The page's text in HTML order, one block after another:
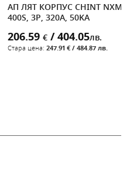
АП ЛЯТ КОРПУС CHINT NXM-
400S, 3P, 320A, 50KA
206.59 € / 404.05лв.
Стара цена: 247.91 € / 484.87 лв.